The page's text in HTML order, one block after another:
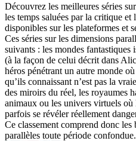
Découvrez les meilleures séries
les temps saluées par la critique
disponibles sur les plateformes et
Ces séries sur les dimensions
suivants : les mondes fantastiques
(à la façon de celui décrit dans
héros pénétrant un autre monde
qu’ils connaissant n’est pas la
des miroirs du réel, les royaumes
animaux ou les univers virtuels où
parfois se révéler réellement
Ce classement comprend donc les
parallèles toute période confondue.